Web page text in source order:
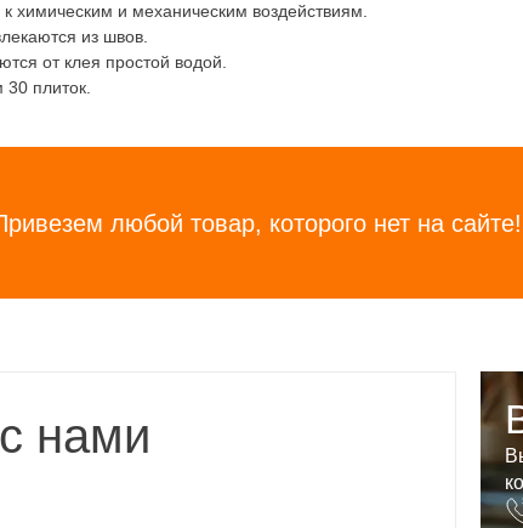
химическим и механическим воздействиям.
из швов.
от клея простой водой.
плиток.
любой товар, которого нет на сайте!
нами